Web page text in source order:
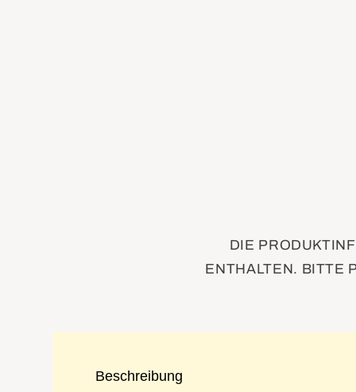
DIE
ENTHALTEN. BITTE
Beschreibung